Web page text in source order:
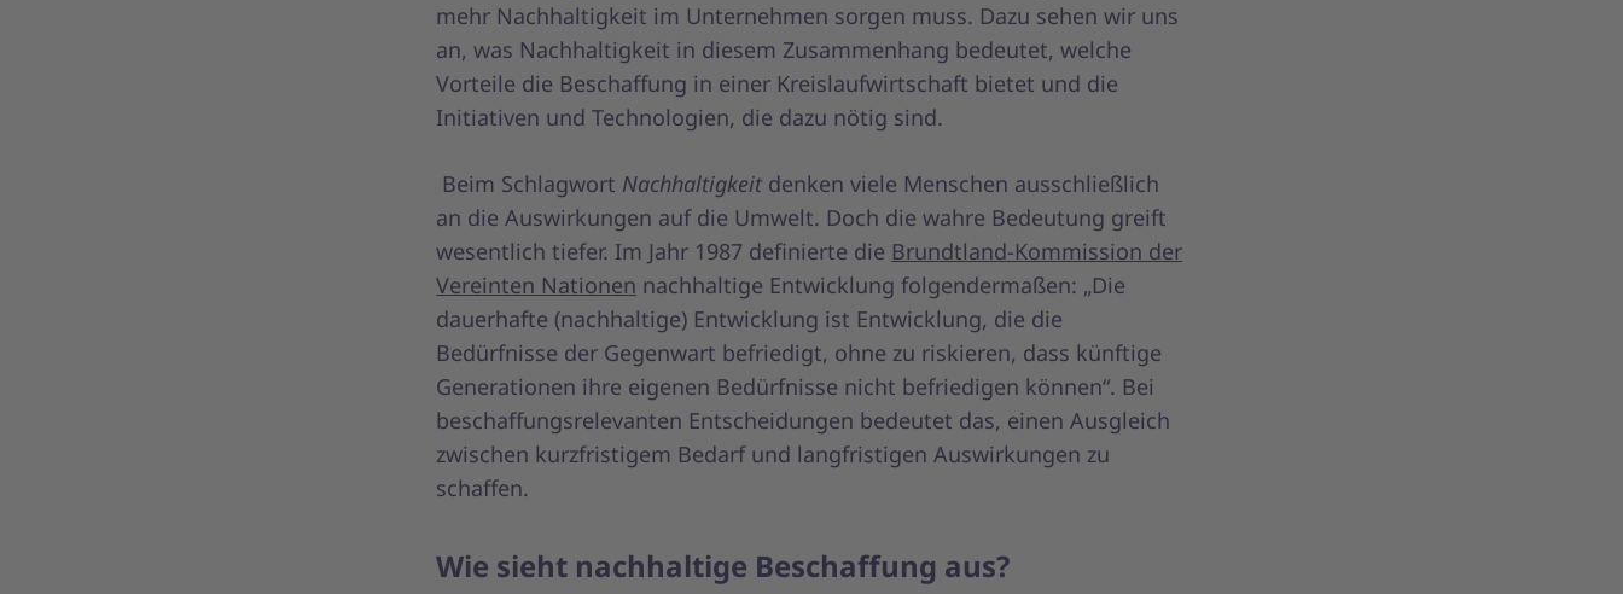
mehr Nachhaltigkeit im Unternehmen sorgen muss. Dazu sehen wir uns
an, was Nachhaltigkeit in diesem Zusammenhang bedeutet, welche
Vorteile die Beschaffung in einer Kreislaufwirtschaft bietet und die
Initiativen und Technologien, die dazu nötig sind.
Beim Schlagwort Nachhaltigkeit denken viele Menschen ausschließlich
an die Auswirkungen auf die Umwelt. Doch die wahre Bedeutung greift
wesentlich tiefer. Im Jahr 1987 definierte die Brundtland-Kommission der
Vereinten Nationen nachhaltige Entwicklung folgendermaßen: „Die
dauerhafte (nachhaltige) Entwicklung ist Entwicklung, die die
Bedürfnisse der Gegenwart befriedigt, ohne zu riskieren, dass künftige
Generationen ihre eigenen Bedürfnisse nicht befriedigen können“. Bei
beschaffungsrelevanten Entscheidungen bedeutet das, einen Ausgleich
zwischen kurzfristigem Bedarf und langfristigen Auswirkungen zu
schaffen.
Wie sieht nachhaltige Beschaffung aus?